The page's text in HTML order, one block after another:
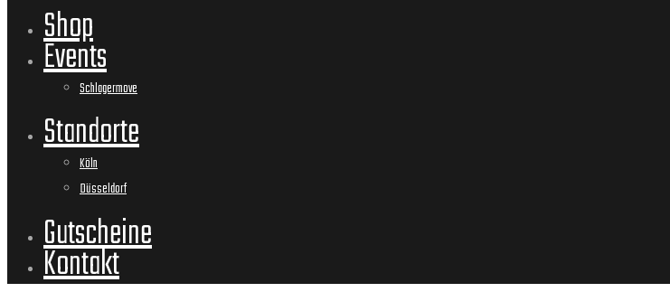
Shop
Events
Schlagermove
Standorte
Köln
Düsseldorf
Gutscheine
Kontakt